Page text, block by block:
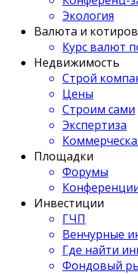
Экология
Валюта и
Курс валют
Недвижимость
Строй
Цены
Строим сами
Экспертиза
Площадки
Форумы
Инвестиции
ГЧП
Венчурные
Где найти
Фондовый